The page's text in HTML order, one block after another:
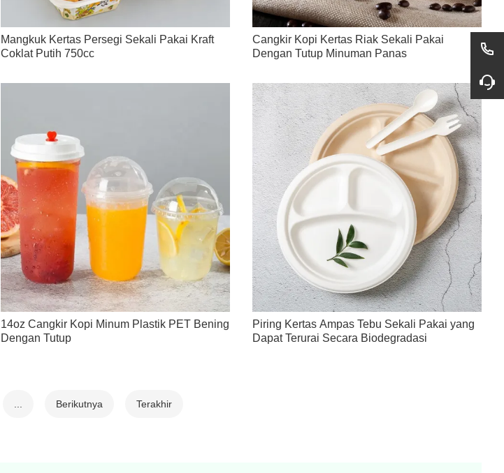
Mangkuk Kertas Persegi Sekali Pakai Kraft
Coklat Putih 750cc
Cangkir Kopi Kertas Riak Sekali Pakai
Dengan Tutup Minuman Panas
14oz Cangkir Kopi Minum Plastik PET Bening
Dengan Tutup
Piring Kertas Ampas Tebu Sekali Pakai yang
Dapat Terurai Secara Biodegradasi
... Berikutnya Terakhir